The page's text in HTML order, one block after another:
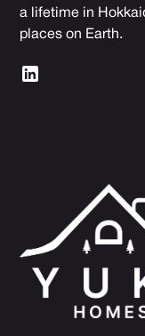
a lifetime in
places on Earth.